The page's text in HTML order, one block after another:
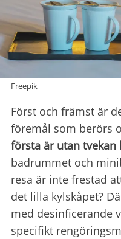
Freepik
Först och främst är
föremål som berörs
första är utan tvekan
badrummet och
resa är inte frestad
det lilla kylskåpet?
med desinficerande
specifikt